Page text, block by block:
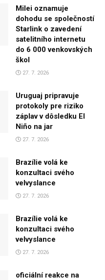
Milei oznamuje
dohodu se společností
Starlink o zavedení
satelitního internetu
do 6 000 venkovských
škol
27. 7. 2026
Uruguaj pripravuje
protokoly pre riziko
záplav v dôsledku El
Niño na jar
27. 7. 2026
Brazílie volá ke
konzultaci svého
velvyslance
27. 7. 2026
Brazílie volá ke
konzultaci svého
velvyslance
27. 7. 2026
oficiální reakce na